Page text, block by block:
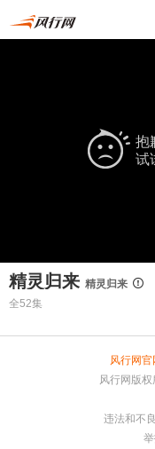
抱
试
精灵归来 精灵归来
全52集
风行网官
风行网版权
违法和不